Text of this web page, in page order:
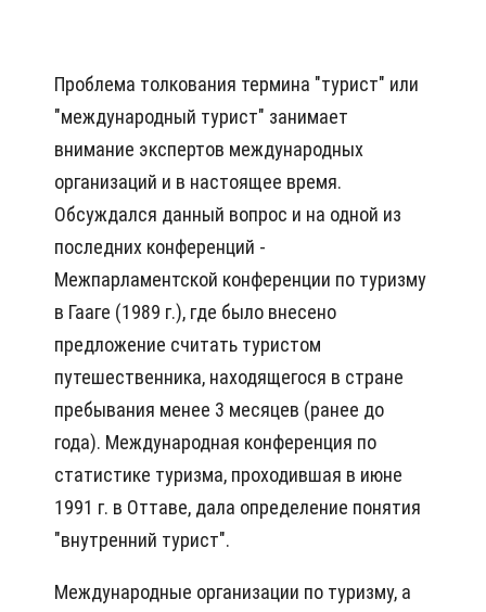
Проблема толкования термина "турист" или
"международный турист" занимает
внимание экспертов международных
организаций и в настоящее время.
Обсуждался данный вопрос и на одной из
последних конференций -
Межпарламентской конференции по туризму
в Гааге (1989 г.), где было внесено
предложение считать туристом
путешественника, находящегося в стране
пребывания менее 3 месяцев (ранее до
года). Международная конференция по
статистике туризма, проходившая в июне
1991 г. в Оттаве, дала определение понятия
"внутренний турист".
Международные организации по туризму, а